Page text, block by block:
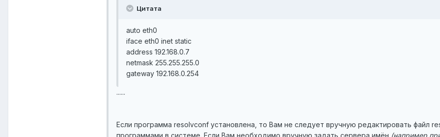
Цитата
auto eth0
iface eth0 inet static
address 192.168.0.7
netmask 255.255.255.0
gateway 192.168.0.254
......
Если программа resolvconf установлена, то Вам не следует вручную редактировать файл